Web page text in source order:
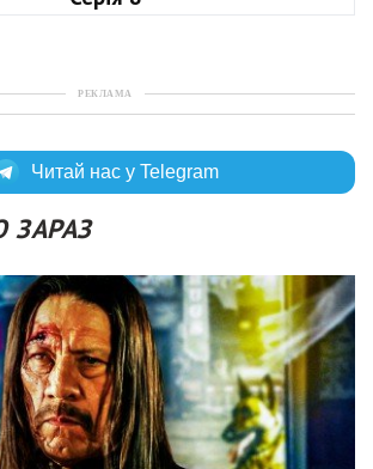
РЕКЛАМА
Читай нас у Telegram
ЗАРАЗ